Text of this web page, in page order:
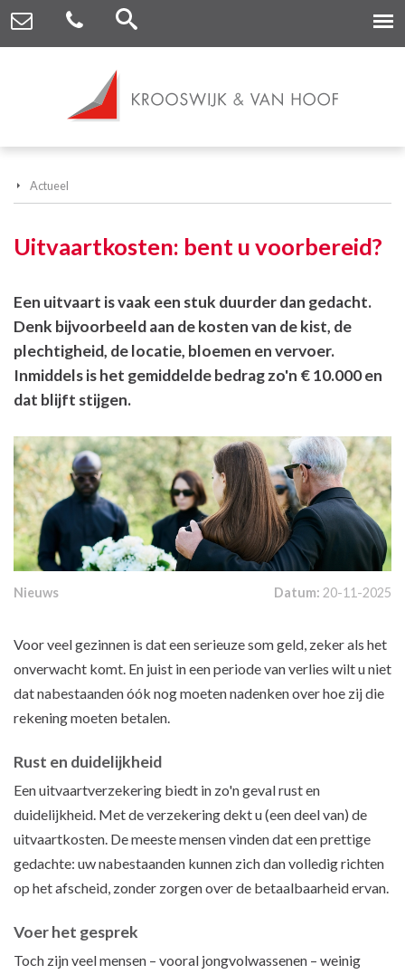
Actueel
Uitvaartkosten: bent u voorbereid?
Een uitvaart is vaak een stuk duurder dan gedacht.
Denk bijvoorbeeld aan de kosten van de kist, de
plechtigheid, de locatie, bloemen en vervoer.
Inmiddels is het gemiddelde bedrag zo'n € 10.000 en
dat blijft stijgen.
Nieuws Datum: 20-11-2025
Voor veel gezinnen is dat een serieuze som geld, zeker als het
onverwacht komt. En juist in een periode van verlies wilt u niet
dat nabestaanden óók nog moeten nadenken over hoe zij die
rekening moeten betalen.
Rust en duidelijkheid
Een uitvaartverzekering biedt in zo'n geval rust en
duidelijkheid. Met de verzekering dekt u (een deel van) de
uitvaartkosten. De meeste mensen vinden dat een prettige
gedachte: uw nabestaanden kunnen zich dan volledig richten
op het afscheid, zonder zorgen over de betaalbaarheid ervan.
Voer het gesprek
Toch zijn veel mensen – vooral jongvolwassenen – weinig